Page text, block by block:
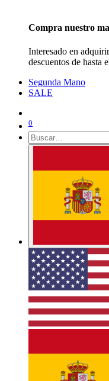
Compra nuestro
Interesado en
descuentos de hasta
Segunda Mano
SALE
0